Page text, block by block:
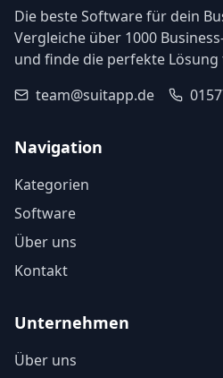
Die beste Software für dein
Vergleiche über 1000
und finde die perfekte
team@suitapp.de
Navigation
Kategorien
Software
Über uns
Kontakt
Unternehmen
Über uns